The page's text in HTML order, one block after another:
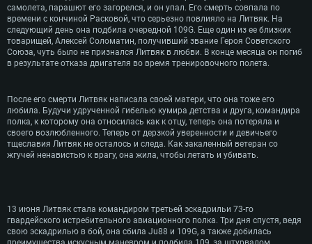
СИСТЕМНЫЕ
Для PC
ОС: Windows 10 (64 bit)
Процессор: Dual-Core 2.2 GHz
Операционная система: Mac OS Big Sur 11.0
Процессор: Core i5, минимум 2.2GHz (Intel Xeon
Операционная система: Современные
Процессор: Dual-Core 2.4 ГГц
самолета, парашют его загорелся, и он упал. Его смерть совпала по
времени с кончиной Расковой, что серьезно повлияло на Литвяк. На
следующий день она подбила очередной 109G. Еще один из ее близких
товарищей, Алексей Соломатин, получивший звание Героя Советского
Союза, чуть было не признался Литвяк в любви. В конце месяца он погиб
в результате отказа двигателя во время тренировочного полета.
После его смерти Литвяк написала своей матери, что она тоже его
любила. Будучи удрученной гибелью кумира детства и друга, командира
полка, к которому она относилась как к отцу, теперь она потеряла и
своего возлюбленного. Теперь от дерзкой уверенности и девичьего
тщеславия Литвяк не осталось и следа. Как закаленный ветеран со
жгучей ненавистью к врагу, она жила, чтобы летать и убивать.
13 июня Литвяк стала командиром третьей эскадрильи 73-го
гвардейского истребительного авиационного полка. Три дня спустя, ведя
свою эскадрилью в бой, она сбила Ju88 и 109G, а также добилась